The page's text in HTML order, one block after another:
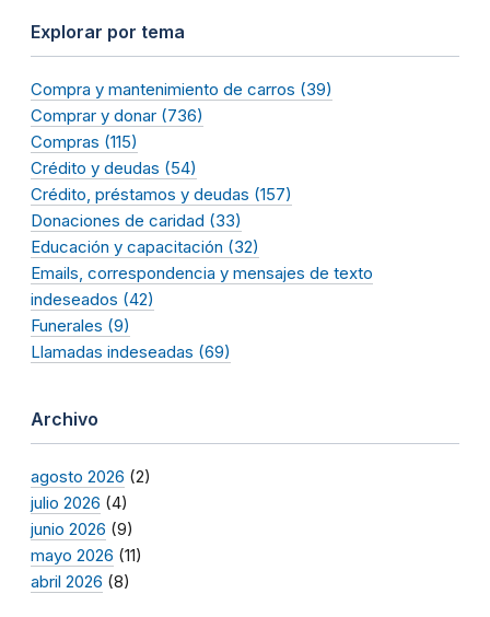
Explorar por tema
Compra y mantenimiento de carros (39)
Comprar y donar (736)
Compras (115)
Crédito y deudas (54)
Crédito, préstamos y deudas (157)
Donaciones de caridad (33)
Educación y capacitación (32)
Emails, correspondencia y mensajes de texto
indeseados (42)
Funerales (9)
Llamadas indeseadas (69)
Archivo
agosto 2026 (2)
julio 2026 (4)
junio 2026 (9)
mayo 2026 (11)
abril 2026 (8)